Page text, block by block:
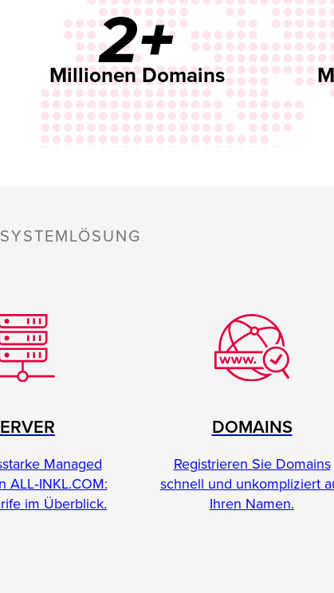
2+
Millionen Domains
Managed
ALL‑INKL.COM:
im Überblick.
DOMAINS
Registrieren Sie Domains
schnell und unkompliziert
Ihren Namen.